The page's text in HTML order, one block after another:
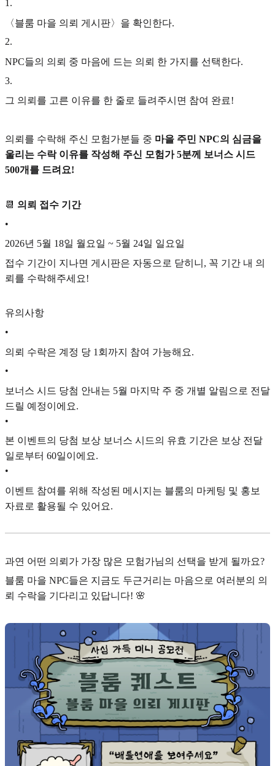
1 .
〈블룸 마을 의뢰 게시판〉을 확인한다.
2.
NPC들의 의뢰 중 마음에 드는 의뢰 한 가지를 선택한다.
3.
그 의뢰를 고른 이유를 한 줄로 들려주시면 참여 완료!
의뢰를 수락해 주신 모험가분들 중 마을 주민 NPC의 심금을
울리는 수락 이유를 작성해 주신 모험가 5분께 보너스 시드
500개를 드려요!
📆 의뢰 접수 기간
•
2026년 5월 18일 월요일 ~ 5월 24일 일요일
접수 기간이 지나면 게시판은 자동으로 닫히니, 꼭 기간 내 의
뢰를 수락해주세요!
유의사항
•
의뢰 수락은 계정 당 1회까지 참여 가능해요.
•
보너스 시드 당첨 안내는 5월 마지막 주 중 개별 알림으로 전달
드릴 예정이에요.
•
본 이벤트의 당첨 보상 보너스 시드의 유효 기간은 보상 전달
일로부터 60일이에요.
•
이벤트 참여를 위해 작성된 메시지는 블룸의 마케팅 및 홍보
자료로 활용될 수 있어요.
과연 어떤 의뢰가 가장 많은 모험가님의 선택을 받게 될까요?
블룸 마을 NPC들은 지금도 두근거리는 마음으로 여러분의 의
뢰 수락을 기다리고 있답니다! 🌸